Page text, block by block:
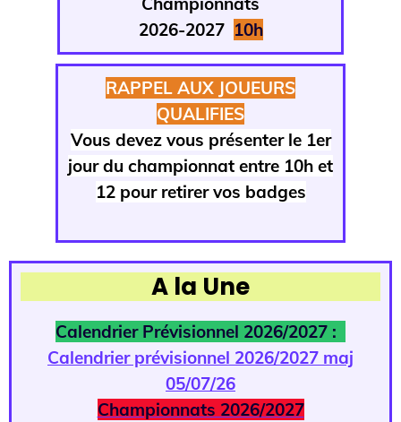
2026-2027 10h
RAPPEL AUX JOUEURS
QUALIFIES
Vous devez vous présenter le 1er
jour du championnat entre 10h et
12 pour retirer vos badges
A la Une
Calendrier Prévisionnel 2026/2027 :
Calendrier prévisionnel 2026/2027 maj
05/07/26
Championnats 2026/2027